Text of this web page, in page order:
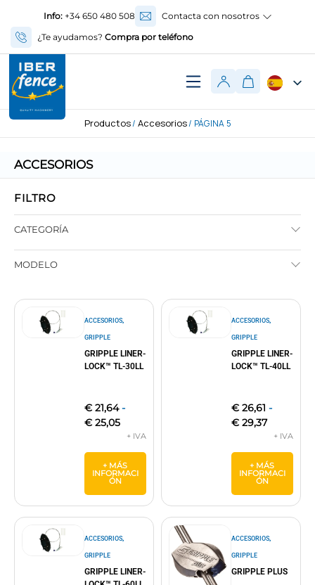
Info:+34 650 480 508
Contacta con nosotros
¿Te ayudamos? Compra por teléfono
Productos/ Accesorios/ PÁGINA 5
ACCESORIOS
FILTRO
CATEGORÍA
MODELO
ACCESORIOS,
GRIPPLE
GRIPPLE LINER-
LOCK™ TL-30LL
€21,64 -
€25,05
+ MÁS
INFORMACI
ÓN
ACCESORIOS,
GRIPPLE
GRIPPLE LINER-
LOCK™ TL-40LL
€26,61 -
€29,37
+ MÁS
INFORMACI
ÓN
ACCESORIOS,
GRIPPLE
GRIPPLE LINER-
ACCESORIOS,
GRIPPLE
GRIPPLE PLUS